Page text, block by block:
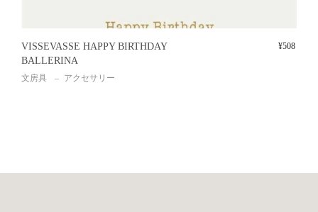
VISSEVASSE HAPPY BIRTHDAY
BALLERINA
文房具 アクセサリー
¥508